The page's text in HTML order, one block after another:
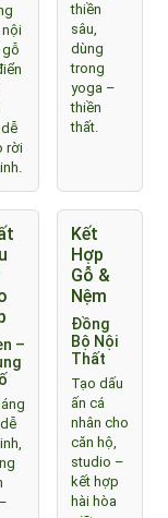
gỗ
rời
thiền
sâu,
dùng
trong
yoga –
thiền
thất.
–
Kết
Hợp
Gỗ &
Nệm
Đồng
Bộ Nội
Thất
Tạo dấu
ấn cá
nhân cho
căn hộ,
studio –
kết hợp
hài hòa